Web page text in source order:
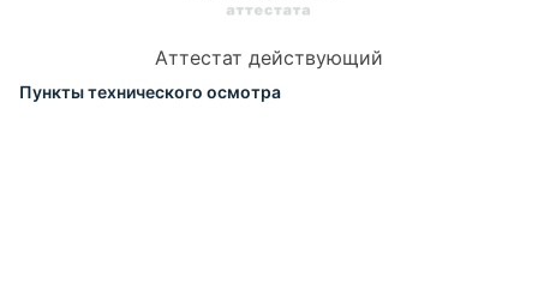
Аттестат действующий
Пункты технического осмотра